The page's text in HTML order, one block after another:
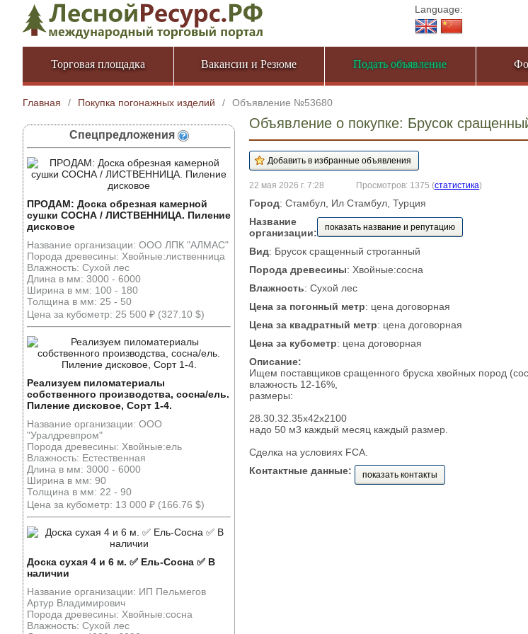
Language:
Торговая площадка Вакансии и Резюме Подать объявление
Главная / Покупка погонажных изделий / Объявление №53680
Спецпредложения
ПРОДАМ: Доска обрезная камерной
сушки СОСНА / ЛИСТВЕННИЦА. Пиление
дисковое
Название организации: ООО ЛПК "АЛМАС"
Порода древесины: Хвойные:лиственница
Влажность: Сухой лес
Длина в мм: 3000 - 6000
Ширина в мм: 100 - 180
Толщина в мм: 25 - 50
Цена за кубометр: 25 500 ₽ (327.10 $)
Реализуем пиломатериалы
собственного производства, сосна/ель.
Пиление дисковое, Сорт 1-4.
Название организации: ООО
"Уралдревпром"
Порода древесины: Хвойные:ель
Влажность: Естественная
Длина в мм: 3000 - 6000
Ширина в мм: 90
Толщина в мм: 22 - 90
Цена за кубометр: 13 000 ₽ (166.76 $)
Доска сухая 4 и 6 м. ✅ Ель-Сосна ✅ В
наличии
Название организации: ИП Пельмегов
Артур Владимирович
Порода древесины: Хвойные:сосна
Влажность: Сухой лес
Объявление о покупке: Брусок
22 мая 2026 г. 7:28 Просмотров: 1375 (статистика)
Город: Стамбул, Ил Стамбул, Турция
Название
организации:
показать название и репутацию
Вид: Брусок сращенный строганный
Порода древесины: Хвойные:сосна
Влажность: Сухой лес
Цена за погонный метр: цена договорная
Цена за квадратный метр: цена договорная
Цена за кубометр: цена договорная
Описание:
Ищем поставщиков сращенного бруска хвойных пород
влажность 12-16%,
размеры:
28.30.32.35x42x2100
надо 50 м3 каждый месяц каждый размер.
Сделка на условиях FCA.
Контактные данные:
показать контакты